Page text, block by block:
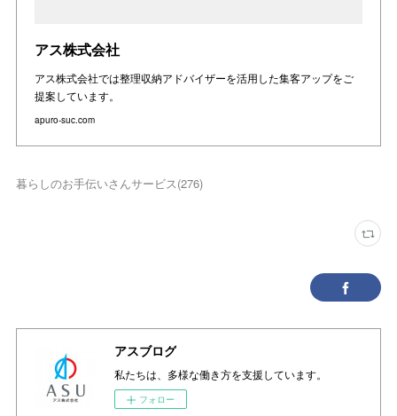
アス株式会社
アス株式会社では整理収納アドバイザーを活用した集客アップをご
提案しています。
apuro-suc.com
暮らしのお手伝いさんサービス(276)
アスブログ
私たちは、多様な働き方を支援しています。
フォロー